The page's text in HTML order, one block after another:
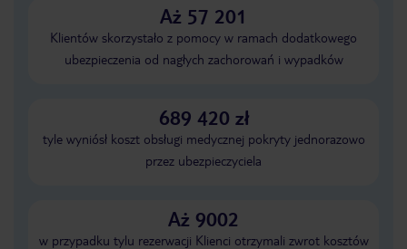
Aż 57 201
Klientów skorzystało z pomocy w ramach dodatkowego
ubezpieczenia od nagłych zachorowań i wypadków
689 420 zł
tyle wyniósł koszt obsługi medycznej pokryty jednorazowo
przez ubezpieczyciela
Aż 9002
w przypadku tylu rezerwacji Klienci otrzymali zwrot kosztów